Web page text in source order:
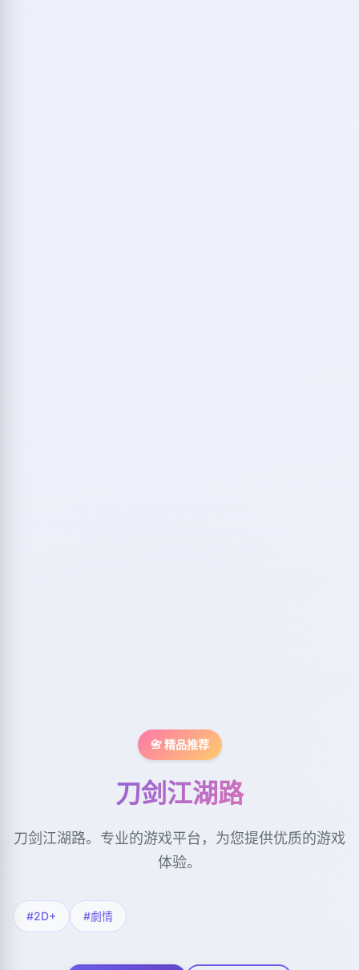
📇 精品推荐
刀剑江湖路
刀剑江湖路。专业的游戏平台，为您提供优质的游戏
体验。
#2D+ #劇情